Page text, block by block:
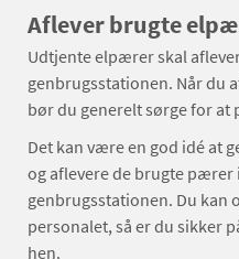
Aflever brugte
Udtjente elpærer skal
genbrugsstationen. Når du
bør du generelt sørge for
Det kan være en god idé at
og aflevere de brugte pærer
genbrugsstationen. Du kan
personalet, så er du sikker
hen.